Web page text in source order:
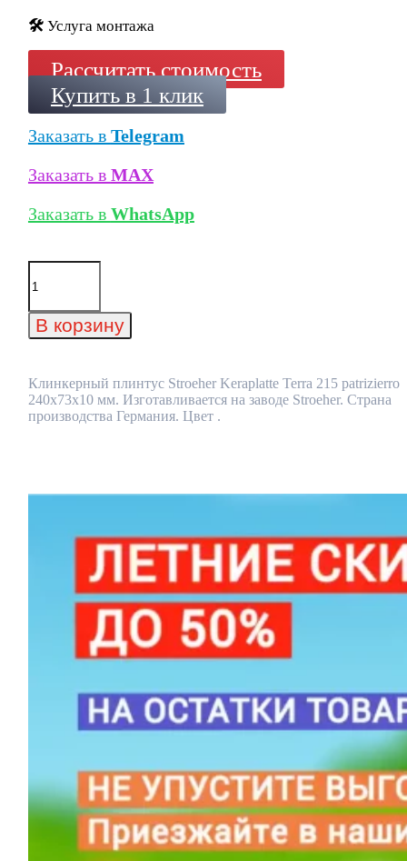
🛠️ Услуга монтажа
Рассчитать стоимость
Купить в 1 клик
Заказать в Telegram
Заказать в MAX
Заказать в WhatsApp
Количество
товара
плинтус
Stroeher
215
patrizierro
240х73х10
В корзину
Клинкерный плинтус Stroeher Keraplatte Terra 215 patrizierro
240х73х10 мм. Изготавливается на заводе Stroeher. Страна
производства Германия. Цвет .